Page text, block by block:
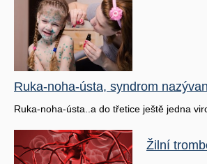
Ruka-noha-ústa, syndrom
Ruka-noha-ústa..a do třetice ještě jedna
Žilní